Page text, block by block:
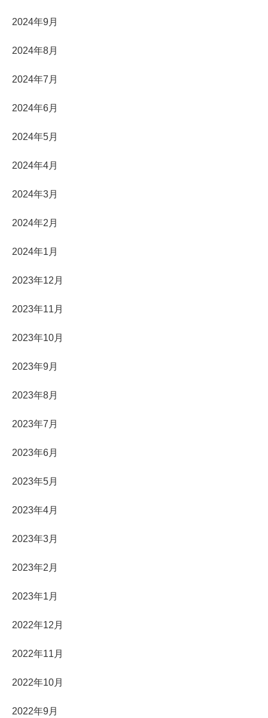
2024年9月
2024年8月
2024年7月
2024年6月
2024年5月
2024年4月
2024年3月
2024年2月
2024年1月
2023年12月
2023年11月
2023年10月
2023年9月
2023年8月
2023年7月
2023年6月
2023年5月
2023年4月
2023年3月
2023年2月
2023年1月
2022年12月
2022年11月
2022年10月
2022年9月